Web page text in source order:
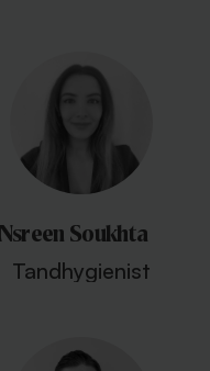
Nsreen Soukhta
Tandhygienist